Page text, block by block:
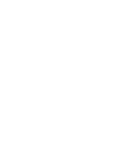
RESIN PRO, vous
professionnels :